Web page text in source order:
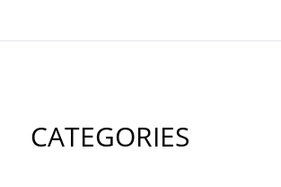
CATEGORIES